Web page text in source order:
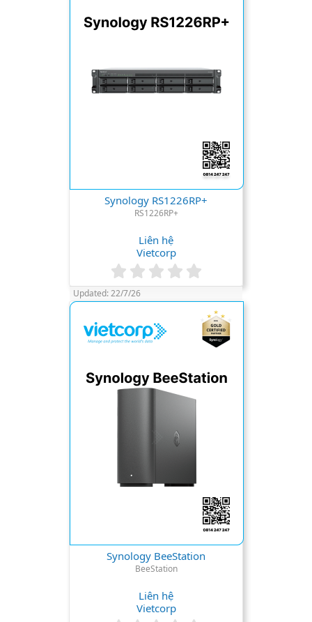
r
(
Synology RS1226RP+
RS1226RP+
Liên hệ
Vietcorp
.
0
0
s
t
r
(
Updated:22/7/26
Synology BeeStation
BeeStation
Liên hệ
Vietcorp